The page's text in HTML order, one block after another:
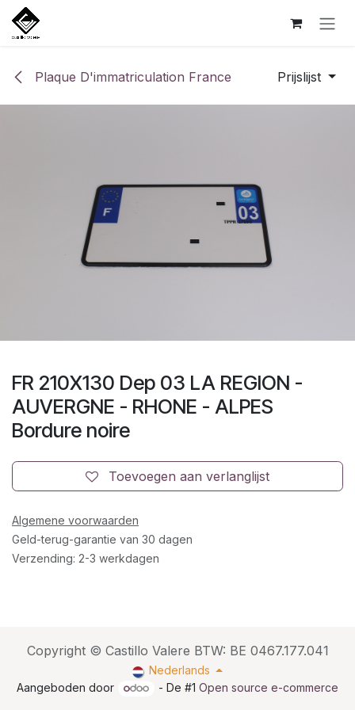
Overslaan naar inhoud
Plaque D'immatriculation France Prijslijst
FR 210X130 Dep 03 LA REGION -
AUVERGNE - RHONE - ALPES
Bordure noire
Toevoegen aan verlanglijst
Algemene voorwaarden
Geld-terug-garantie van 30 dagen
Verzending: 2-3 werkdagen
Copyright © Castillo Valere BTW: BE 0467.177.041
Nederlands
Aangeboden door
- De #1Open source e-commerce